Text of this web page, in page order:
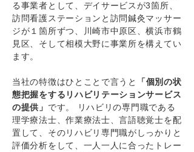
る事業者として、デイサービスが3箇所、
訪問看護ステーションと訪問鍼灸マッサー
ジが１箇所ずつ、川崎市中原区、横浜市鶴
見区、そして相模大野に事業所を構えてい
ます。
当社の特徴はひとことで言うと
「個別の状
態把握をするリハビリテーションサービス
の提供」 です。 リハビリの専門職である
理学療法士、作業療法士、言語聴覚士を配
置して、そのリハビリ専門職がしっかりと
評価分析をして、一人一人に合ったトレー